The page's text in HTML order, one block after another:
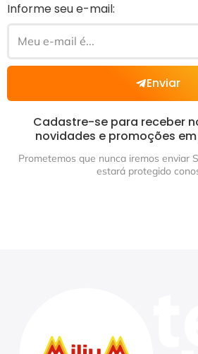
Informe seu e-mail:
Enviar
Cadastre-se para receber
novidades e promoções
Prometemos que nunca iremos enviar
estará protegido